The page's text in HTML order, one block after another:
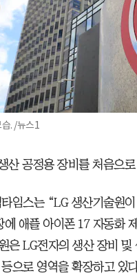
. /뉴스1
산 공정용 장비를 처음으
임스는 “LG 생산기술원
에 애플 아이폰 17 자동화
은 LG전자의 생산 장비
으로 영역을 확장하고 있